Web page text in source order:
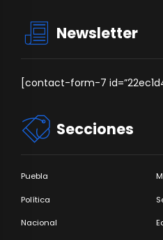
Newsletter
[contact-form-7
Secciones
Puebla
Política
Nacional